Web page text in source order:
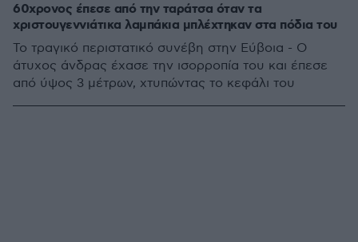
60χρονος έπεσε από την ταράτσα όταν τα
χριστουγεννιάτικα λαμπάκια μπλέχτηκαν στα πόδια του
To τραγικό περιστατικό συνέβη στην Εύβοια - Ο
άτυχος άνδρας έχασε την ισορροπία του και έπεσε
από ύψος 3 μέτρων, χτυπώντας το κεφάλι του